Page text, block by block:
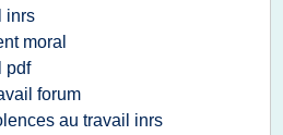
inrs
moral
pdf
forum
au travail inrs